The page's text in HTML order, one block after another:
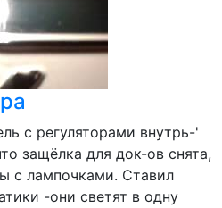
с регуляторами внутрь-'
защёлка для док-ов снята,
с лампочками. Ставил
-они светят в одну